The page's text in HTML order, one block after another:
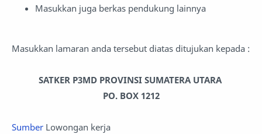
Masukkan juga berkas pendukung lainnya
Masukkan lamaran anda tersebut diatas ditujukan kepada :
SATKER P3MD PROVINSI SUMATERA UTARA
PO. BOX 1212
Sumber Lowongan kerja